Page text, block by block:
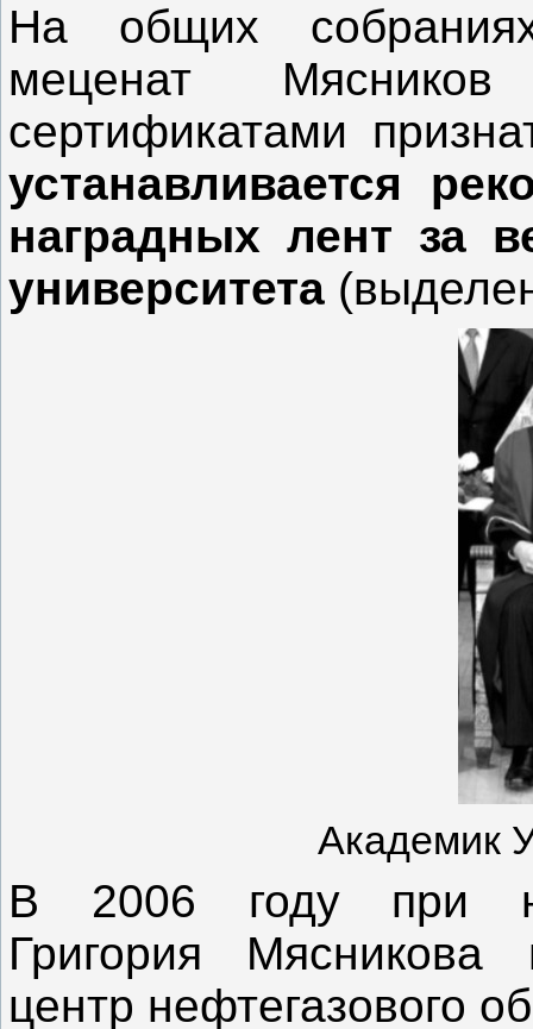
На общих собраниях
меценат
сертификатами
устанавливается
наградных лент за
университета
Академик
В 2006 году при
Григория Мясникова
центр нефтегазового